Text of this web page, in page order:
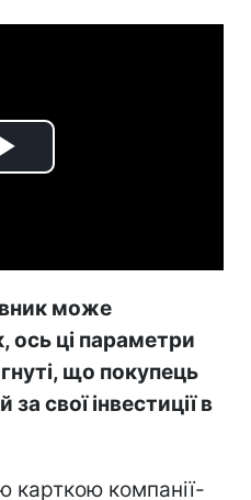
Play
може
ось ці параметри
що покупець
свої інвестиції в
карткою компанії-